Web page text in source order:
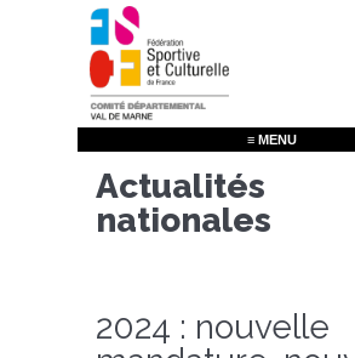
Aller
au
contenu
principal
≡ MENU
Actualités
nationales
2024 : nouvelle